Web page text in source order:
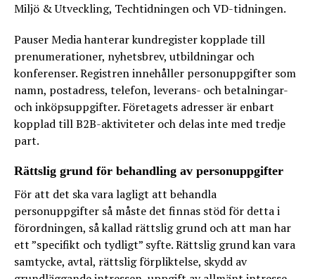
Miljö & Utveckling, Techtidningen och VD-tidningen.
Pauser Media hanterar kundregister kopplade till
prenumerationer, nyhetsbrev, utbildningar och
konferenser. Registren innehåller personuppgifter som
namn, postadress, telefon, leverans- och betalningar-
och inköpsuppgifter. Företagets adresser är enbart
kopplad till B2B-aktiviteter och delas inte med tredje
part.
Rättslig grund för behandling av personuppgifter
För att det ska vara lagligt att behandla
personuppgifter så måste det finnas stöd för detta i
förordningen, så kallad rättslig grund och att man har
ett ”specifikt och tydligt” syfte. Rättslig grund kan vara
samtycke, avtal, rättslig förpliktelse, skydd av